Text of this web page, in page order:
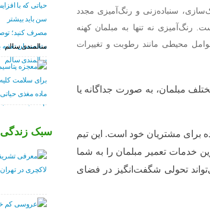
سنباده‌زنی و رنگ‌آمیزی مجدد
رنگ‌آمیزی نه تنها به مبلمان کهنه
محیطی مانند رطوبت و تغییرات
مبلمان، به صورت جداگانه یا
برای مشتریان خود است. این تیم
خدمات تعمیر مبلمان را به شما
تحولی شگفت‌انگیز در فضای
سالمندی سالم
سبک زندگی